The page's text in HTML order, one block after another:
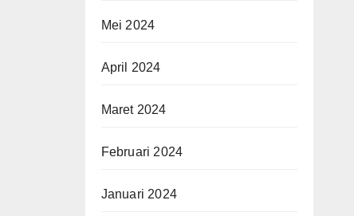
Mei 2024
April 2024
Maret 2024
Februari 2024
Januari 2024